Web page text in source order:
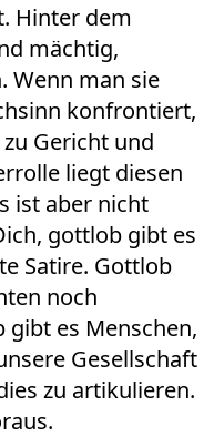
Hinter dem
mächtig,
Wenn man sie
konfrontiert,
Gericht und
liegt diesen
ist aber nicht
gottlob gibt es
Satire. Gottlob
noch
es Menschen,
Gesellschaft
zu artikulieren.